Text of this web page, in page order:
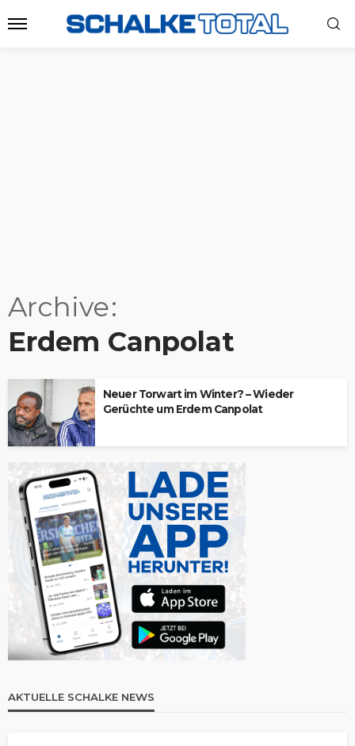
Archive
Erdem Canpolat
Neuer Torwart im Winter? – Wieder
Gerüchte um Erdem Canpolat
AKTUELLE SCHALKE NEWS